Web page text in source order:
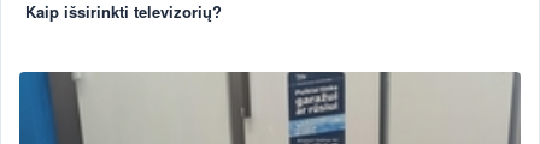
Kaip išsirinkti televizorių?